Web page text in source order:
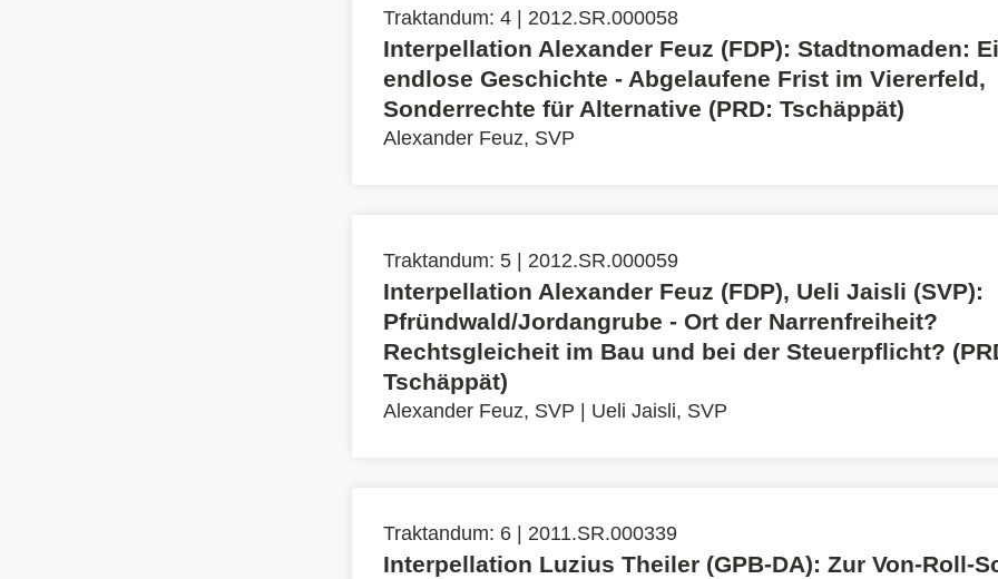
Traktandum: 4 | 2012.SR.000058
Interpellation Alexander Feuz (FDP): Stadtnomaden:
endlose Geschichte - Abgelaufene Frist im Viererfeld,
Sonderrechte für Alternative (PRD: Tschäppät)
Alexander Feuz, SVP
Traktandum: 5 | 2012.SR.000059
Interpellation Alexander Feuz (FDP), Ueli Jaisli (SVP):
Pfründwald/Jordangrube - Ort der Narrenfreiheit?
Rechtsgleicheit im Bau und bei der Steuerpflicht?
Tschäppät)
Alexander Feuz, SVP Ueli Jaisli, SVP
Traktandum: 6 | 2011.SR.000339
Interpellation Luzius Theiler (GPB-DA): Zur Von-Roll-